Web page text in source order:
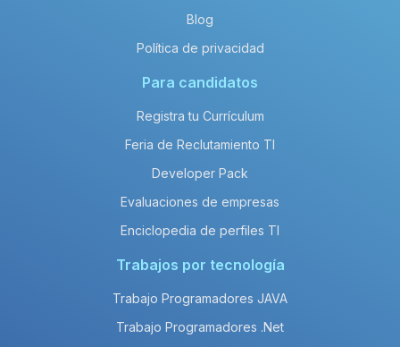
Blog
Política de privacidad
Para candidatos
Registra tu Currículum
Feria de Reclutamiento TI
Developer Pack
Evaluaciones de empresas
Enciclopedia de perfiles TI
Trabajos por tecnología
Trabajo Programadores JAVA
Trabajo Programadores .Net